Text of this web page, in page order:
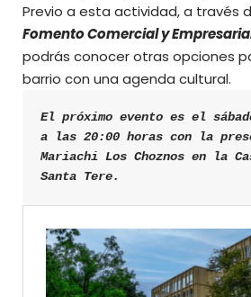
Previo a esta actividad, a través
Fomento Comercial y
podrás conocer otras opciones
barrio con una agenda cultural.
El próximo evento es el
a las 20:00 horas con la
Mariachi Los Choznos en la
Santa Tere.